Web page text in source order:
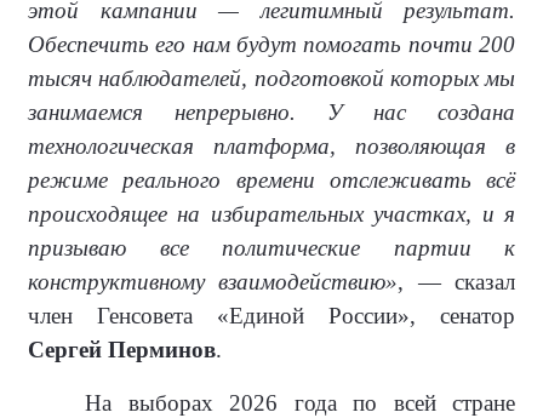
этой кампании — легитимный результат.
Обеспечить его нам будут помогать почти 200
тысяч наблюдателей, подготовкой которых мы
занимаемся непрерывно. У нас создана
технологическая платформа, позволяющая в
режиме реального времени отслеживать всё
происходящее на избирательных участках, и я
призываю все политические партии к
конструктивному взаимодействию», — сказал
член Генсовета «Единой России», сенатор
Сергей Перминов.
На выборах 2026 года по всей стране